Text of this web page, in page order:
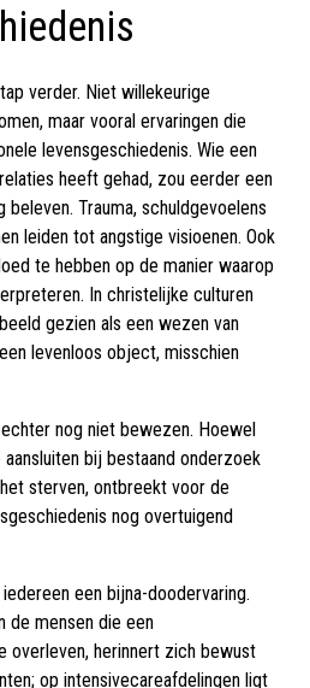
verder. Niet willekeurige
maar vooral ervaringen die
levensgeschiedenis. Wie een
heeft gehad, zou eerder een
Trauma, schuldgevoelens
leiden tot angstige visioenen. Ook
te hebben op de manier waarop
In christelijke culturen
gezien als een wezen van
levenloos object, misschien
nog niet bewezen. Hoewel
bij bestaand onderzoek
sterven, ontbreekt voor de
nog overtuigend
een bijna-doodervaring.
de mensen die een
overleven, herinnert zich bewust
op intensivecareafdelingen ligt